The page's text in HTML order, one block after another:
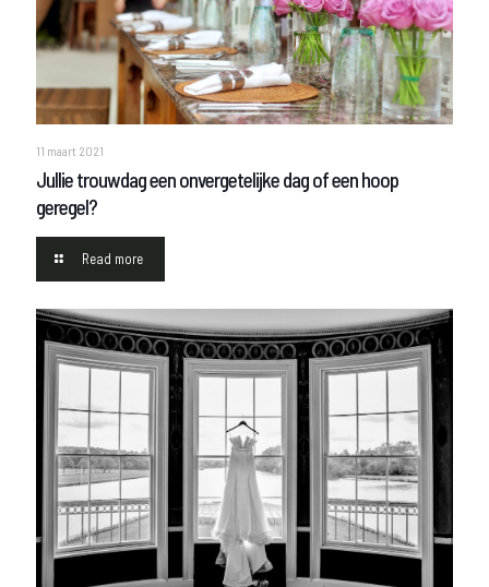
11 maart 2021
Jullie trouwdag een onvergetelijke dag of een hoop
geregel?
Read more